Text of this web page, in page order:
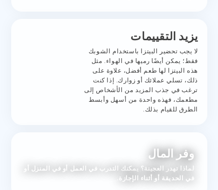
يزيد التقييمات
لا يجب تحضير البيتزا باستخدام الشوبك
فقط؛ يمكن أيضًا رميها في الهواء. مثل
هذه البيتزا لها طعم أفضل، علاوة على
ذلك، تسلي عملائك أو زوارك. إذا كنت
ترغب في جذب المزيد من الأشخاص إلى
مطعمك، فهذه واحدة من أسهل وأبسط
الطرق للقيام بذلك.
وفر المال
لماذا تهدر العجينة؟ يمكنك التدرب في العمل أو في المنزل أو
في الحديقة أو أثناء الإجازة.